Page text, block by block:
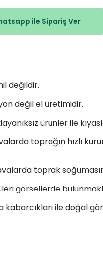
ile Sipariş Ver
değildir.
değil el üretimidir.
ürünler ile
toprağın hızlı
toprak
görsellerde
kabarcıkları ile doğal